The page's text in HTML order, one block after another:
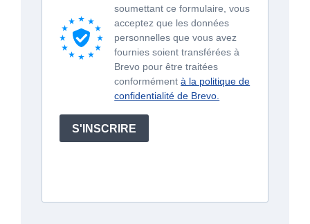
soumettant ce formulaire, vous
acceptez que les données
personnelles que vous avez
fournies soient transférées à
Brevo pour être traitées
conformémentà la politique de
confidentialité de Brevo.
S'INSCRIRE